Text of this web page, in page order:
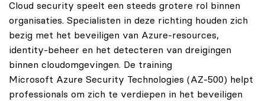
Cloud security speelt een steeds grotere rol binnen
organisaties. Specialisten in deze richting houden zich
bezig met het beveiligen van Azure-resources,
identity-beheer en het detecteren van dreigingen
binnen cloudomgevingen. De training
Microsoft Azure Security Technologies (AZ-500) helpt
professionals om zich te verdiepen in het beveiligen